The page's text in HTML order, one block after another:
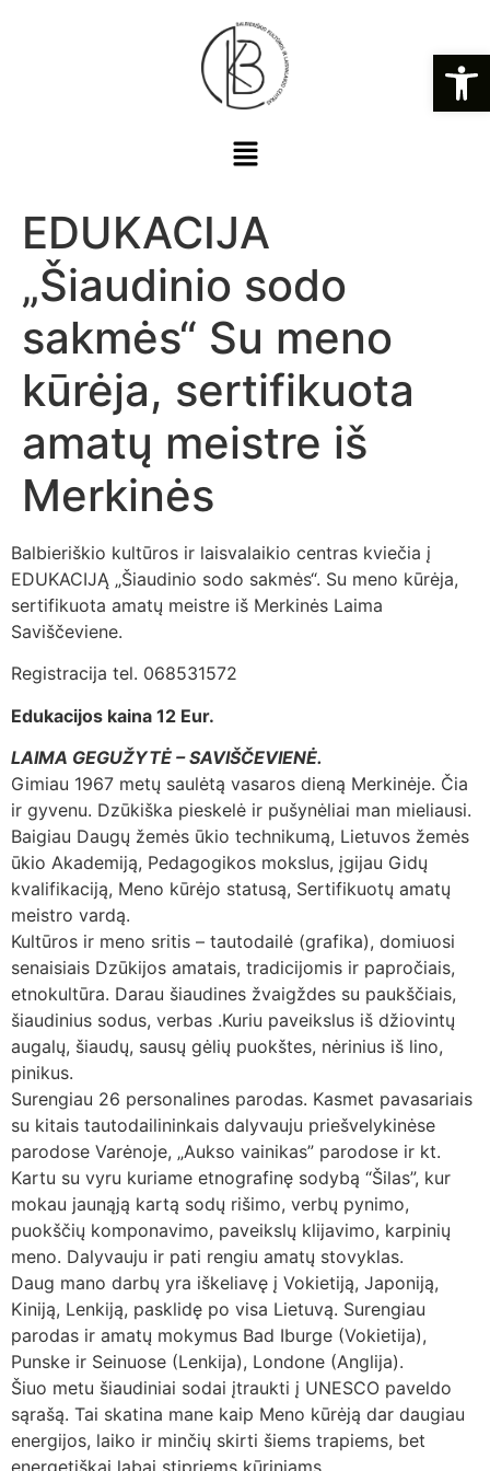
EDUKACIJA
„Šiaudinio sodo
sakmės“ Su meno
kūrėja, sertifikuota
amatų meistre iš
Merkinės
Balbieriškio kultūros ir laisvalaikio centras kviečia į
EDUKACIJĄ „Šiaudinio sodo sakmės“. Su meno kūrėja,
sertifikuota amatų meistre iš Merkinės Laima
Saviščeviene.
Registracija tel. 068531572
Edukacijos kaina 12 Eur.
LAIMA GEGUŽYTĖ – SAVIŠČEVIENĖ.
Gimiau 1967 metų saulėtą vasaros dieną Merkinėje. Čia
ir gyvenu. Dzūkiška pieskelė ir pušynėliai man mieliausi.
Baigiau Daugų žemės ūkio technikumą, Lietuvos žemės
ūkio Akademiją, Pedagogikos mokslus, įgijau Gidų
kvalifikaciją, Meno kūrėjo statusą, Sertifikuotų amatų
meistro vardą.
Kultūros ir meno sritis – tautodailė (grafika), domiuosi
senaisiais Dzūkijos amatais, tradicijomis ir papročiais,
etnokultūra. Darau šiaudines žvaigždes su paukščiais,
šiaudinius sodus, verbas .Kuriu paveikslus iš džiovintų
augalų, šiaudų, sausų gėlių puokštes, nėrinius iš lino,
pinikus.
Surengiau 26 personalines parodas. Kasmet pavasariais
su kitais tautodailininkais dalyvauju priešvelykinėse
parodose Varėnoje, „Aukso vainikas” parodose ir kt.
Kartu su vyru kuriame etnografinę sodybą “Šilas”, kur
mokau jaunąją kartą sodų rišimo, verbų pynimo,
puokščių komponavimo, paveikslų klijavimo, karpinių
meno. Dalyvauju ir pati rengiu amatų stovyklas.
Daug mano darbų yra iškeliavę į Vokietiją, Japoniją,
Kiniją, Lenkiją, pasklidę po visa Lietuvą. Surengiau
parodas ir amatų mokymus Bad Iburge (Vokietija),
Punske ir Seinuose (Lenkija), Londone (Anglija).
Šiuo metu šiaudiniai sodai įtraukti į UNESCO paveldo
sąrašą. Tai skatina mane kaip Meno kūrėją dar daugiau
energijos, laiko ir minčių skirti šiems trapiems, bet
energetiškai labai stipriems kūriniams.